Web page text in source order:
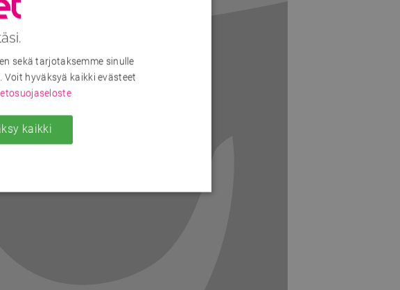
sekä tarjotaksemme sinulle
hyväksyä kaikki evästeet
kaikki